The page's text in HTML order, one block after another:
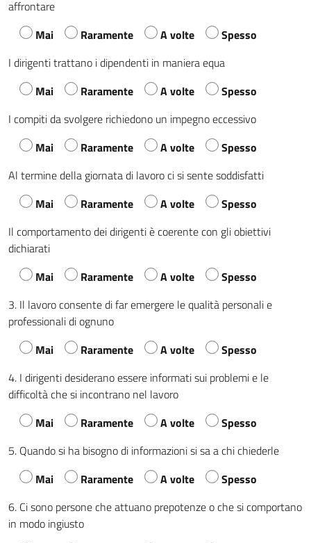
affrontare
Mai
Raramente A volte
Spesso
I dirigenti trattano i dipendenti in maniera equa
Mai
Raramente A volte
Spesso
I compiti da svolgere richiedono un impegno eccessivo
Mai
Raramente A volte
Spesso
Al termine della giornata di lavoro ci si sente soddisfatti
Mai
Raramente A volte
Spesso
Il comportamento dei dirigenti è coerente con gli obiettivi
dichiarati
Mai
Raramente A volte
Spesso
3. Il lavoro consente di far emergere le qualità personali e
professionali di ognuno
Mai
Raramente A volte
Spesso
4. I dirigenti desiderano essere informati sui problemi e le
difficoltà che si incontrano nel lavoro
Mai
Raramente A volte
Spesso
5. Quando si ha bisogno di informazioni si sa a chi chiederle
Mai
Raramente A volte
Spesso
6. Ci sono persone che attuano prepotenze o che si comportano
in modo ingiusto